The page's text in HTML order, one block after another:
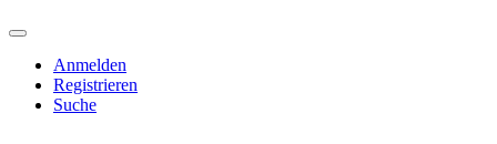
Anmelden
Registrieren
Suche